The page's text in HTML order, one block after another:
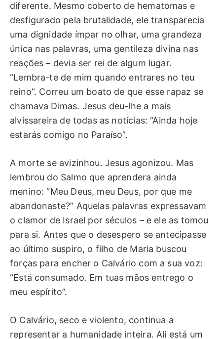
diferente. Mesmo coberto de hematomas e
desfigurado pela brutalidade, ele transparecia
uma dignidade ímpar no olhar, uma grandeza
única nas palavras, uma gentileza divina nas
reações – devia ser rei de algum lugar.
“Lembra-te de mim quando entrares no teu
reino”. Correu um boato de que esse rapaz se
chamava Dimas. Jesus deu-lhe a mais
alvissareira de todas as notícias: “Ainda hoje
estarás comigo no Paraíso”.
A morte se avizinhou. Jesus agonizou. Mas
lembrou do Salmo que aprendera ainda
menino: “Meu Deus, meu Deus, por que me
abandonaste?” Aquelas palavras expressavam
o clamor de Israel por séculos – e ele as tomou
para si. Antes que o desespero se antecipasse
ao último suspiro, o filho de Maria buscou
forças para encher o Calvário com a sua voz:
“Está consumado. Em tuas mãos entrego o
meu espírito”.
O Calvário, seco e violento, continua a
representar a humanidade inteira. Ali está um